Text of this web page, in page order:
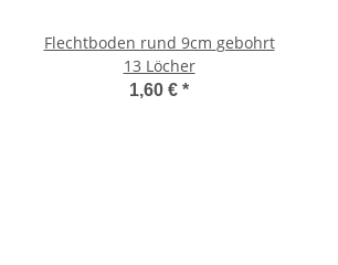
Flechtboden rund 9cm gebohrt
13 Löcher
1,60 € *